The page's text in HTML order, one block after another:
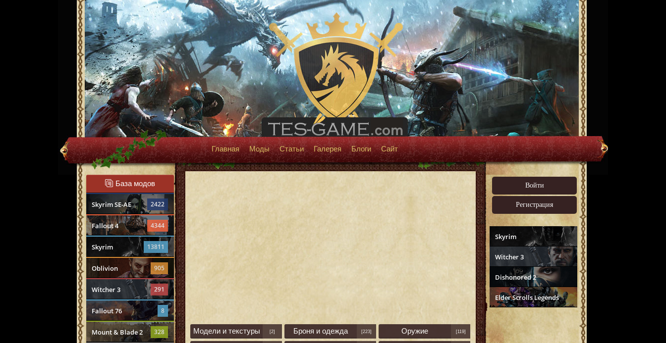
Главная Моды Статьи Галерея Блоги Сайт
База модов
Skyrim SE-AE 2422
Fallout 4 4344
Skyrim 13811
Oblivion 905
Witcher 3 291
Fallout 76 8
Mount & Blade 2 328
Войти
Регистрация
Skyrim
Witcher 3
Dishonored 2
Elder Scrolls Legends
Модели и текстуры [2] Броня и одежда [223] Оружие [119]